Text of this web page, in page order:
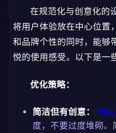
在规范化与创意化的
将用户体验放在中心位置
和品牌个性的同时，能够
悦的使用感受。以下是一
优化策略：
简洁但有创意： 网
度，不要过度堆砌